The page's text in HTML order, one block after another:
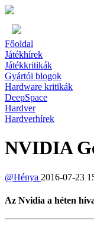
Főoldal
Játékhírek
Játékkritikák
Gyártói blogok
Hardware kritikák
DeepSpace
Hardver
Hardverhírek
NVIDIA
@Hénya 2016-07-23
Az Nvidia a héten